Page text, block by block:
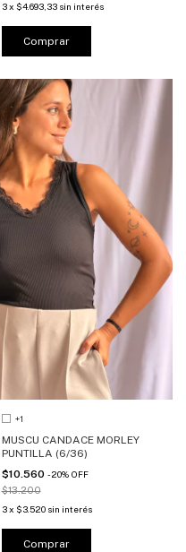
3 x $4.693,33 sin interés
Comprar
+1
MUSCU CANDACE MORLEY
PUNTILLA (6/36)
$10.560 -20% OFF
$13.200
3 x $3.520 sin interés
Comprar